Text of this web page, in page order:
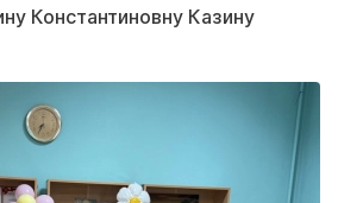
Константиновну Казину